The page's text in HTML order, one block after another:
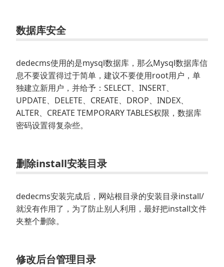
数据库安全
dedecms使用的是mysql数据库，那么Mysql数据库信
息不要设置得过于简单，建议不要使用root用户，单
独建立新用户，并给予：SELECT、INSERT、
UPDATE、DELETE、CREATE、DROP、INDEX、
ALTER、CREATE TEMPORARY TABLES权限，数据库
密码设置得复杂些。
删除install安装目录
dedecms安装完成后，网站根目录的安装目录install/
就没有作用了，为了防止别人利用，最好把install文件
夹整个删除。
修改后台管理目录